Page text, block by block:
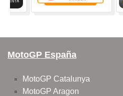
MotoGP España
MotoGP Catalunya
MotoGP Aragon